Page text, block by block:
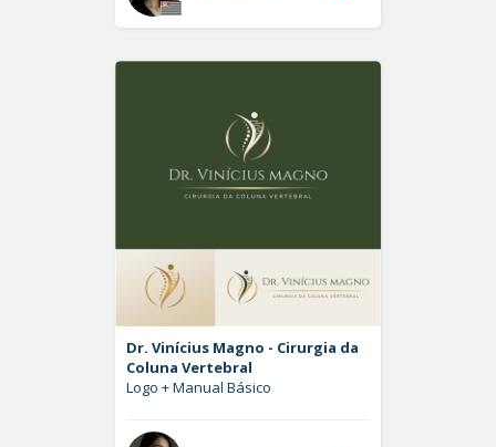
Dr. Vinícius Magno - Cirurgia da
Coluna Vertebral
Logo + Manual Básico